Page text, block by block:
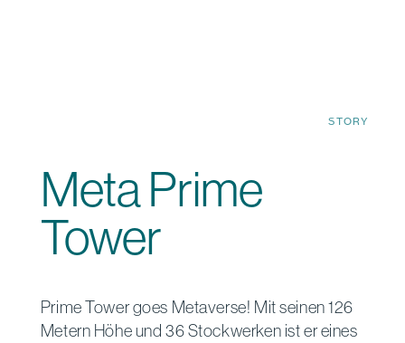
STORY
Meta Prime
Tower
Prime Tower goes Metaverse! Mit seinen 126
Metern Höhe und 36 Stockwerken ist er eines